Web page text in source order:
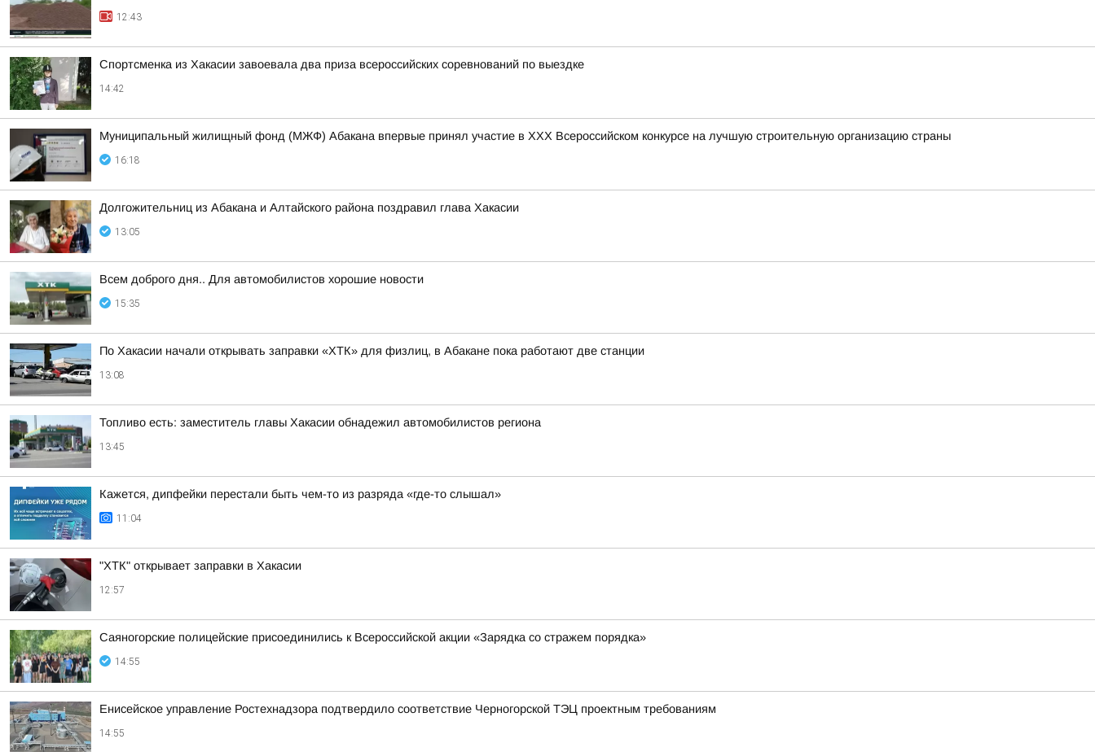
12:43
Спортсменка из Хакасии завоевала два приза всероссийских соревнований по выездке
14:42
Муниципальный жилищный фонд (МЖФ) Абакана впервые принял участие в ХХХ Всероссийском конкурсе на лучшую строительную организацию страны
16:18
Долгожительниц из Абакана и Алтайского района поздравил глава Хакасии
13:05
Всем доброго дня.. Для автомобилистов хорошие новости
15:35
По Хакасии начали открывать заправки «ХТК» для физлиц, в Абакане пока работают две станции
13:08
Топливо есть: заместитель главы Хакасии обнадежил автомобилистов региона
13:45
Кажется, дипфейки перестали быть чем-то из разряда «где-то слышал»
11:04
"ХТК" открывает заправки в Хакасии
12:57
Саяногорские полицейские присоединились к Всероссийской акции «Зарядка со стражем порядка»
14:55
Енисейское управление Ростехнадзора подтвердило соответствие Черногорской ТЭЦ проектным требованиям
14:55